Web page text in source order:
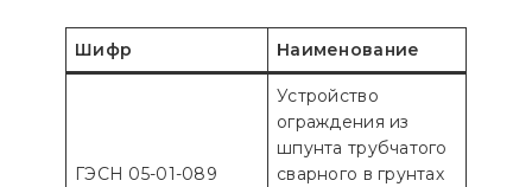
Шифр Наименование
ГЭСН 05-01-089
Устройство
ограждения из
шпунта трубчатого
сварного в грунтах